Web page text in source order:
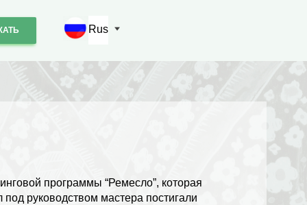
Rus
программы “Ремесло”, которая
руководством мастера постигали